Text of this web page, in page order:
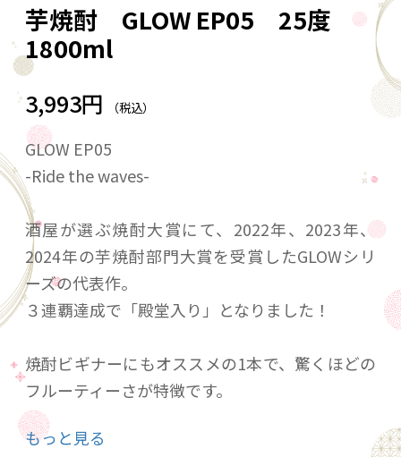
芋焼酎 GLOW EP05 25度
1800ml
3,993円 （税込）
GLOW EP05
-Ride the waves-
酒屋が選ぶ焼酎大賞にて、2022年、2023年、
2024年の芋焼酎部門大賞を受賞したGLOWシリ
ーズの代表作。
３連覇達成で「殿堂入り」となりました！
焼酎ビギナーにもオススメの1本で、驚くほどの
フルーティーさが特徴です。
マスカットやバナナに加え、チェリー、ライ
チ、グレープフルーツなど様々な香りを楽しむ
もっと見る